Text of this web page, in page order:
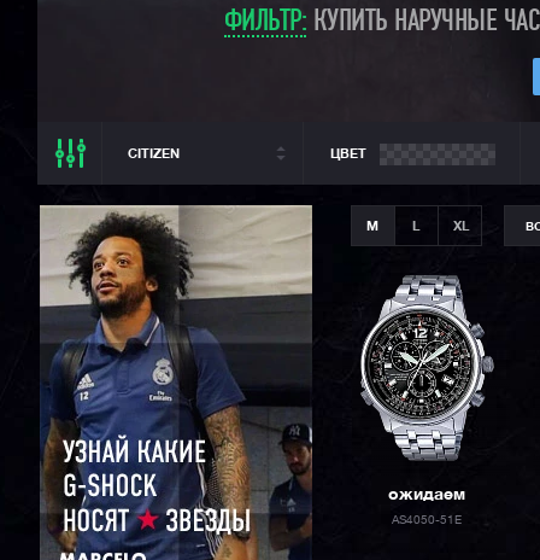
ФИЛЬТР: КУПИТЬ НАРУЧНЫЕ
CITIZEN
ВСЕ РАЗДЕЛЫ
CITIZEN
ВСЕ CASIO
CASIO G-SHOCK
CASIO BABY-G
CASIO PRO TREK
CASIO EDIFICE
SEIKO
ORIENT
ЦВЕТ
M XL
ожидаем
AS4050-51E